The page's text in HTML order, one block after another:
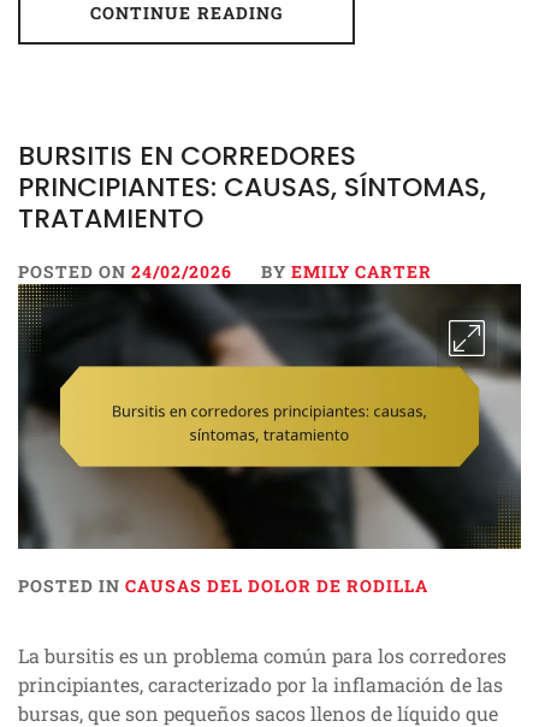
CONTINUE READING
BURSITIS EN CORREDORES
PRINCIPIANTES: CAUSAS, SÍNTOMAS,
TRATAMIENTO
POSTED ON 24/02/2026 BY EMILY CARTER
POSTED IN CAUSAS DEL DOLOR DE RODILLA
La bursitis es un problema común para los corredores
principiantes, caracterizado por la inflamación de las
bursas, que son pequeños sacos llenos de líquido que